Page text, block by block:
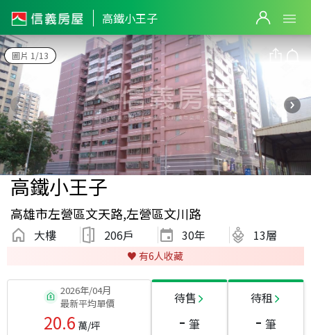
高鐵小王子
圖片 1/13
高鐵小王子
高雄市左營區文天路,左營區文川路
大樓 206戶 30年 13層
♥️ 有6人收藏
2026年/04月
最新平均單價
20.6 萬/坪
待售
- 筆
待租
- 筆